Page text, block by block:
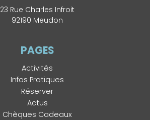
23 Rue Charles Infroit
92190 Meudon
PAGES
Activités
Infos Pratiques
Réserver
Actus
Chèques Cadeaux